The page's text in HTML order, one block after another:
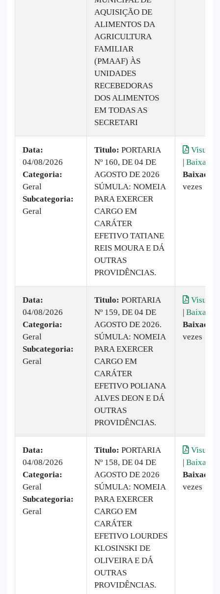
AQUISIÇÃO DE
ALIMENTOS DA
AGRICULTURA
FAMILIAR
(PMAAF) ÀS
UNIDADES
RECEBEDORAS
DOS ALIMENTOS
EM TODAS AS
SECRETARI
Data:
04/08/2026
Categoria:
Geral
Subcategoria:
Geral
Titulo: PORTARIA
Nº 160, DE 04 DE
AGOSTO DE 2026
SÚMULA: NOMEIA
PARA EXERCER
CARGO EM
CARÁTER
EFETIVO TATIANE
REIS MOURA E DÁ
OUTRAS
PROVIDÊNCIAS.
| Baixar
Baixado:
vezes
Data:
04/08/2026
Categoria:
Geral
Subcategoria:
Geral
Titulo: PORTARIA
Nº 159, DE 04 DE
AGOSTO DE 2026.
SÚMULA: NOMEIA
PARA EXERCER
CARGO EM
CARÁTER
EFETIVO POLIANA
ALVES DEON E DÁ
OUTRAS
PROVIDÊNCIAS.
| Baixar
Baixado:
vezes
Data:
04/08/2026
Categoria:
Geral
Subcategoria:
Geral
Titulo: PORTARIA
Nº 158, DE 04 DE
AGOSTO DE 2026
SÚMULA: NOMEIA
PARA EXERCER
CARGO EM
CARÁTER
EFETIVO LOURDES
KLOSINSKI DE
OLIVEIRA E DÁ
OUTRAS
PROVIDÊNCIAS.
| Baixar
Baixado:
vezes